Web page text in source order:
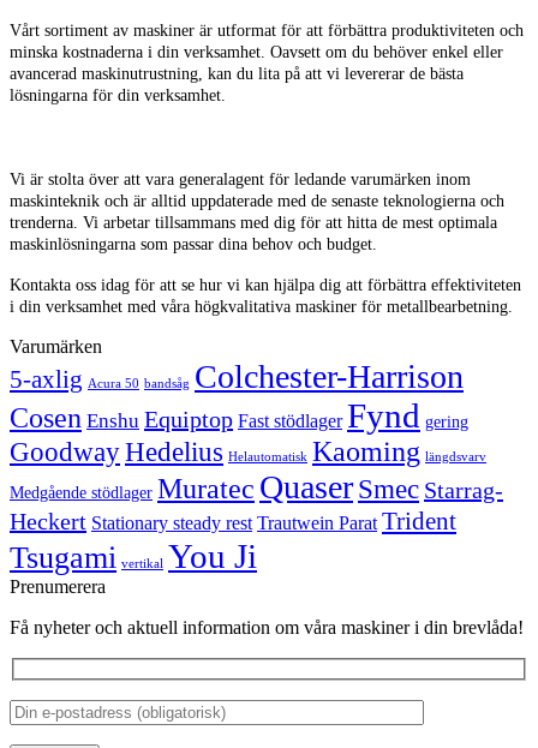
Vårt sortiment av maskiner är utformat för att förbättra produktiviteten och
minska kostnaderna i din verksamhet. Oavsett om du behöver enkel eller
avancerad maskinutrustning, kan du lita på att vi levererar de bästa
lösningarna för din verksamhet.
Vi är stolta över att vara generalagent för ledande varumärken inom
maskinteknik och är alltid uppdaterade med de senaste teknologierna och
trenderna. Vi arbetar tillsammans med dig för att hitta de mest optimala
maskinlösningarna som passar dina behov och budget.
Kontakta oss idag för att se hur vi kan hjälpa dig att förbättra effektiviteten
i din verksamhet med våra högkvalitativa maskiner för metallbearbetning.
Varumärken
5-axlig Acura 50 bandsåg Colchester-Harrison
Cosen Enshu Equiptop Fast stödlager Fynd gering
GoodwayHedelius Helautomatisk Kaoming längdsvarv
Medgående stödlager Muratec QuaserSmec Starrag-
Heckert Stationary steady rest Trautwein Parat Trident
Tsugami vertikal You Ji
Prenumerera
Få nyheter och aktuell information om våra maskiner i din brevlåda!